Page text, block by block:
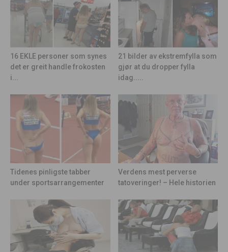
16 EKLE personer som synes
det er greit handle frokosten
i...
21 bilder av ekstremfylla som
gjør at du dropper fylla
idag.....
Tidenes pinligste tabber
under sportsarrangementer
Verdens mest perverse
tatoveringer! – Hele historien